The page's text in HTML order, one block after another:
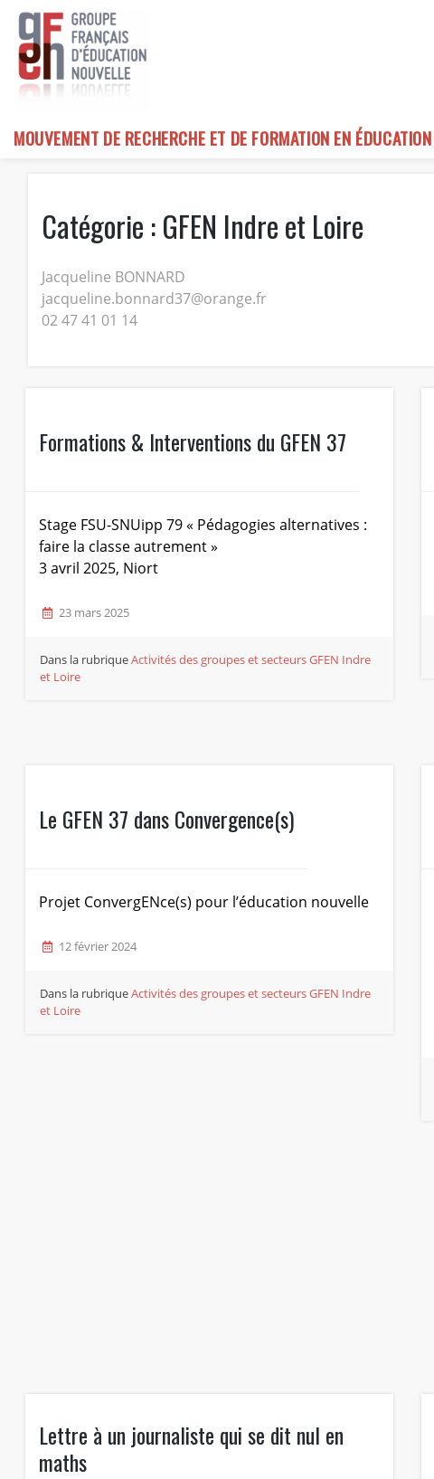
Skip
content
MOUVEMENT DE RECHERCHE ET DE FORMATION EN ÉDUCATION
Catégorie :GFEN Indre et Loire
Jacqueline BONNARD
jacqueline.bonnard37@orange.fr
02 47 41 01 14
Formations & Interventions du GFEN 37
Stage FSU-SNUipp 79 « Pédagogies alternatives :
faire la classe autrement »
3 avril 2025, Niort
23 mars 2025
Dans la rubriqueActivités des groupes et secteursGFEN Indre
et Loire
Le GFEN 37 dans Convergence(s)
Projet ConvergENce(s) pour l’éducation nouvelle
12 février 2024
Dans la rubriqueActivités des groupes et secteursGFEN Indre
et Loire
Lettre à un journaliste qui se dit nul en
maths